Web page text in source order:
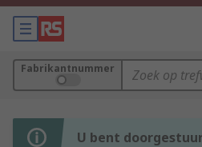
Fabrikantnummer
U bent